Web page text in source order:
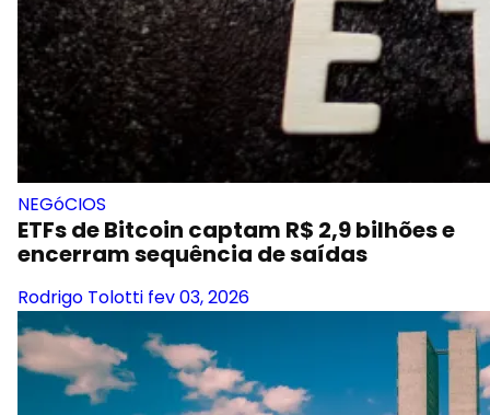
NEGóCIOS
ETFs de Bitcoin captam R$ 2,9 bilhões e
encerram sequência de saídas
Rodrigo Tolotti fev 03, 2026